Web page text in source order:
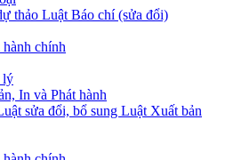
thảo Luật Báo chí (sửa đổi)
chính
lý
In và Phát hành
sửa đổi, bổ sung Luật Xuất bản